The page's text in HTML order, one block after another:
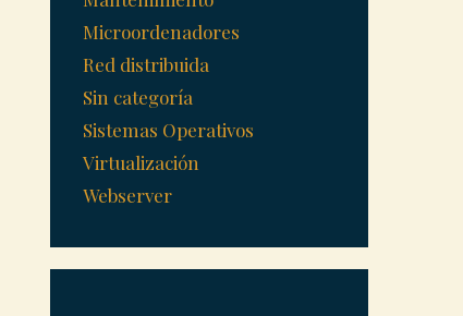
Microordenadores
Red distribuida
Sin categoría
Sistemas Operativos
Virtualización
Webserver